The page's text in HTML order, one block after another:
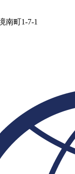
南町1-7-1